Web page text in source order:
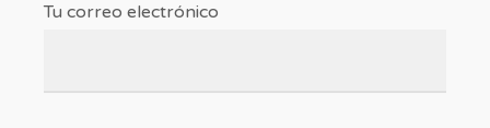
Tu correo electrónico